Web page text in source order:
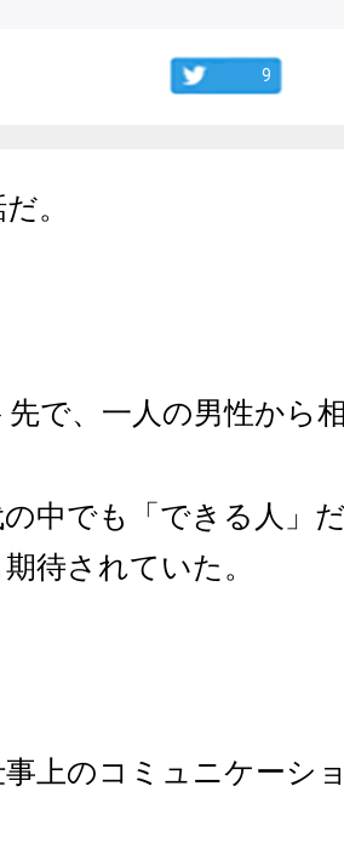
9
。
で、一人の男性から
中でも「できる人」
待されていた。
上のコミュニケーシ